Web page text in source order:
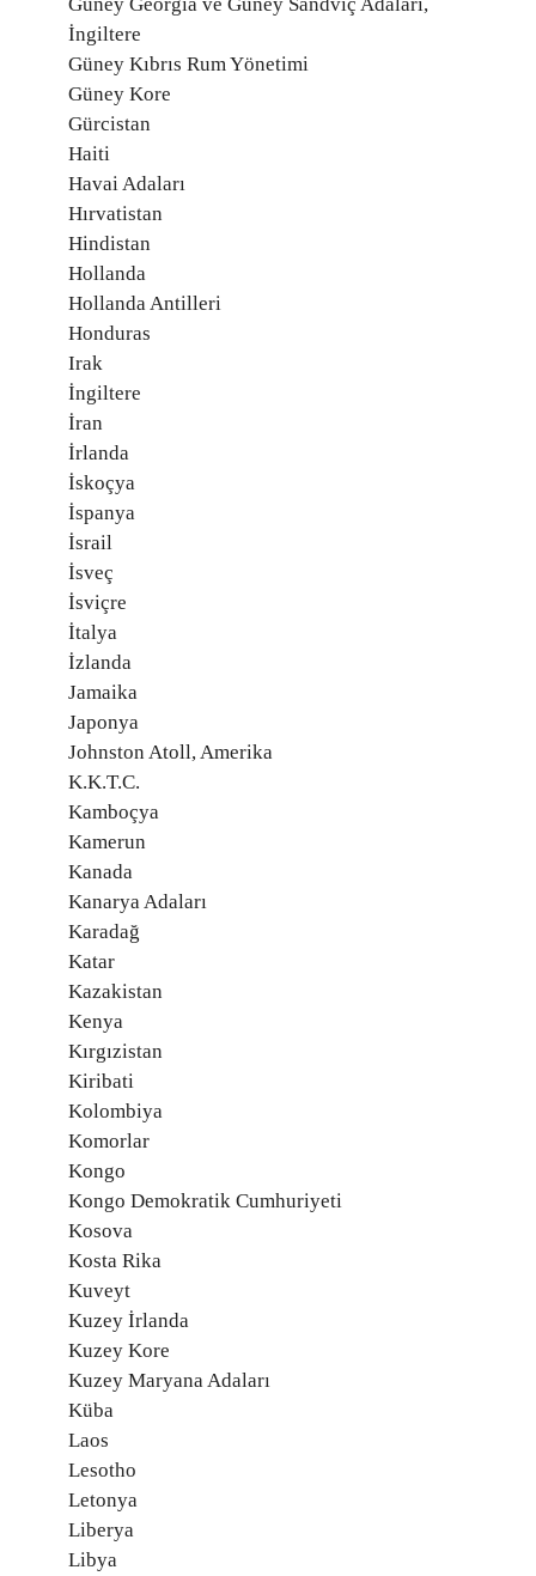
İngiltere
Güney Kıbrıs Rum Yönetimi
Güney Kore
Gürcistan
Haiti
Havai Adaları
Hırvatistan
Hindistan
Hollanda
Hollanda Antilleri
Honduras
Irak
İngiltere
İran
İrlanda
İskoçya
İspanya
İsrail
İsveç
İsviçre
İtalya
İzlanda
Jamaika
Japonya
Johnston Atoll, Amerika
K.K.T.C.
Kamboçya
Kamerun
Kanada
Kanarya Adaları
Karadağ
Katar
Kazakistan
Kenya
Kırgızistan
Kiribati
Kolombiya
Komorlar
Kongo
Kongo Demokratik Cumhuriyeti
Kosova
Kosta Rika
Kuveyt
Kuzey İrlanda
Kuzey Kore
Kuzey Maryana Adaları
Küba
Laos
Lesotho
Letonya
Liberya
Libya